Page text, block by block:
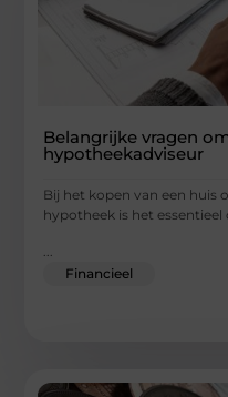
Belangrijke vragen
hypotheekadviseur
Bij het kopen van een huis
hypotheek is het
Financieel